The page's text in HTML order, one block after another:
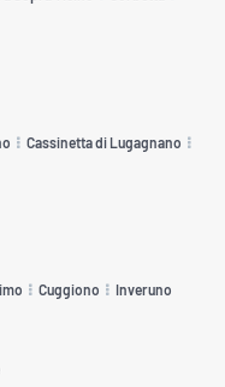
Cassinetta di Lugagnano
Cuggiono Inveruno